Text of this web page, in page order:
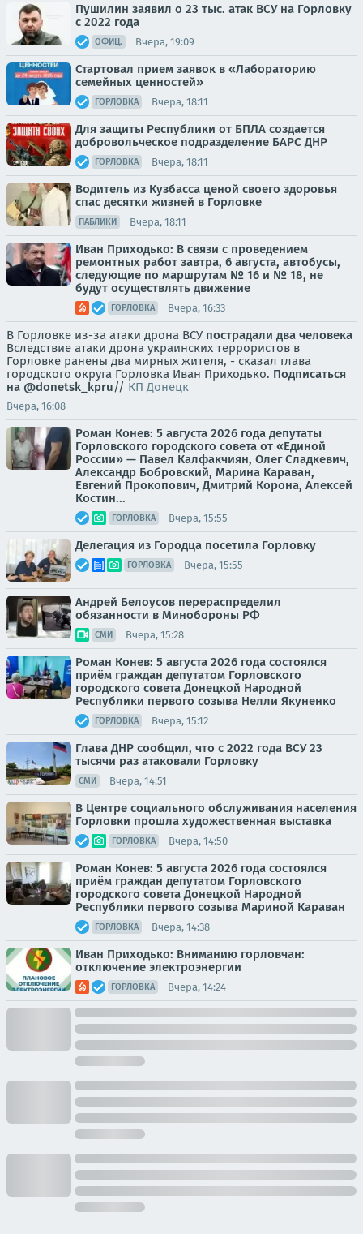
Пушилин заявил о 23 тыс. атак ВСУ на Горловку
с 2022 года
ОФИЦ. Вчера, 19:09
Стартовал прием заявок в «Лабораторию
семейных ценностей»
ГОРЛОВКА Вчера, 18:11
Для защиты Республики от БПЛА создается
добровольческое подразделение БАРС ДНР
ГОРЛОВКА Вчера, 18:11
Водитель из Кузбасса ценой своего здоровья
спас десятки жизней в Горловке
ПАБЛИКИ Вчера, 18:11
Иван Приходько: В связи с проведением
ремонтных работ завтра, 6 августа, автобусы,
следующие по маршрутам № 16 и № 18, не
будут осуществлять движение
ГОРЛОВКА Вчера, 16:33
В Горловке из-за атаки дрона ВСУ пострадали два человека
Вследствие атаки дрона украинских террористов в
Горловке ранены два мирных жителя, - сказал глава
городского округа Горловка Иван Приходько. Подписаться
на @donetsk_kpru// КП Донецк
Вчера, 16:08
Роман Конев: 5 августа 2026 года депутаты
Горловского городского совета от «Единой
России» — Павел Калфакчиян, Олег Сладкевич,
Александр Бобровский, Марина Караван,
Евгений Прокопович, Дмитрий Корона, Алексей
Костин...
ГОРЛОВКА Вчера, 15:55
Делегация из Городца посетила Горловку
ГОРЛОВКА Вчера, 15:55
Андрей Белоусов перераспределил
обязанности в Минобороны РФ
СМИ Вчера, 15:28
Роман Конев: 5 августа 2026 года состоялся
приём граждан депутатом Горловского
городского совета Донецкой Народной
Республики первого созыва Нелли Якуненко
ГОРЛОВКА Вчера, 15:12
Глава ДНР сообщил, что с 2022 года ВСУ 23
тысячи раз атаковали Горловку
СМИ Вчера, 14:51
В Центре социального обслуживания населения
Горловки прошла художественная выставка
ГОРЛОВКА Вчера, 14:50
Роман Конев: 5 августа 2026 года состоялся
приём граждан депутатом Горловского
городского совета Донецкой Народной
Республики первого созыва Мариной Караван
ГОРЛОВКА Вчера, 14:38
Иван Приходько: Вниманию горловчан:
отключение электроэнергии
ГОРЛОВКА Вчера, 14:24